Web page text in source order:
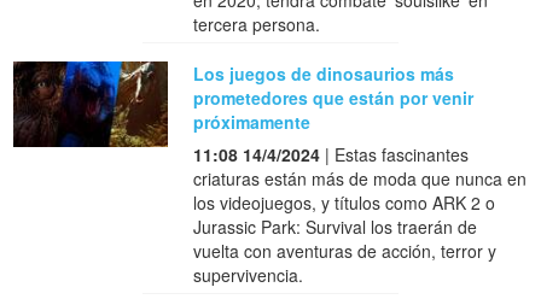
tercera persona.
Los juegos de dinosaurios más
prometedores que están por venir
próximamente
11:08 14/4/2024 | Estas fascinantes
criaturas están más de moda que nunca en
los videojuegos, y títulos como ARK 2 o
Jurassic Park: Survival los traerán de
vuelta con aventuras de acción, terror y
supervivencia.